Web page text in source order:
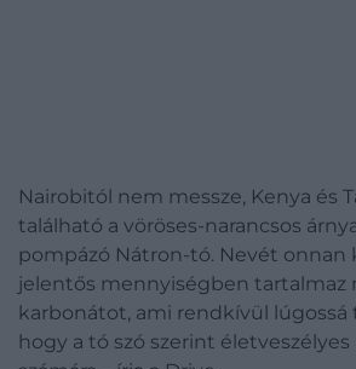
Nairobitól nem messze, Kenya és
található a vöröses-narancsos
pompázó Nátron-tó. Nevét onnan
jelentős mennyiségben tartalmaz
karbonátot, ami rendkívül lúgossá
hogy a tó szó szerint